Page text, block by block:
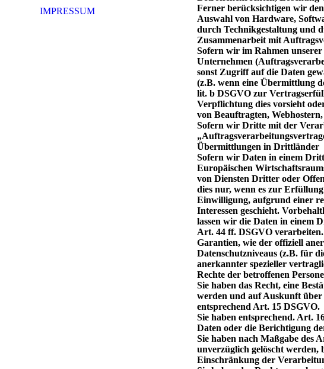
IMPRESSUM
Ferner berücksichtigen wir
Auswahl von Hardware,
durch Technikgestaltung und
Zusammenarbeit mit
Sofern wir im Rahmen
Unternehmen
sonst Zugriff auf die Daten
(z.B. wenn eine Übermittlung
lit. b DSGVO zur
Verpflichtung dies vorsieht
von Beauftragten, Webhostern,
Sofern wir Dritte mit der
Übermittlungen in Drittländer
Sofern wir Daten in einem
Europäischen
von Diensten Dritter oder
dies nur, wenn es zur
Einwilligung, aufgrund einer
Interessen geschieht.
lassen wir die Daten in einem
Art. 44 ff. DSGVO
Garantien, wie der offiziell
Datenschutzniveaus (z.B. für
anerkannter spezieller
Rechte der betroffenen
Sie haben das Recht, eine
werden und auf Auskunft über
entsprechend Art. 15 DSGVO.
Sie haben entsprechend. Art.
Daten oder die Berichtigung
Sie haben nach Maßgabe des
unverzüglich gelöscht werden,
Einschränkung der